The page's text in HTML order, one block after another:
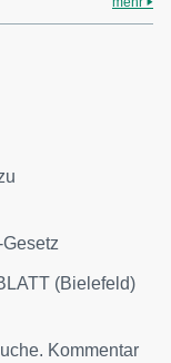
(Bielefeld)
Kommentar